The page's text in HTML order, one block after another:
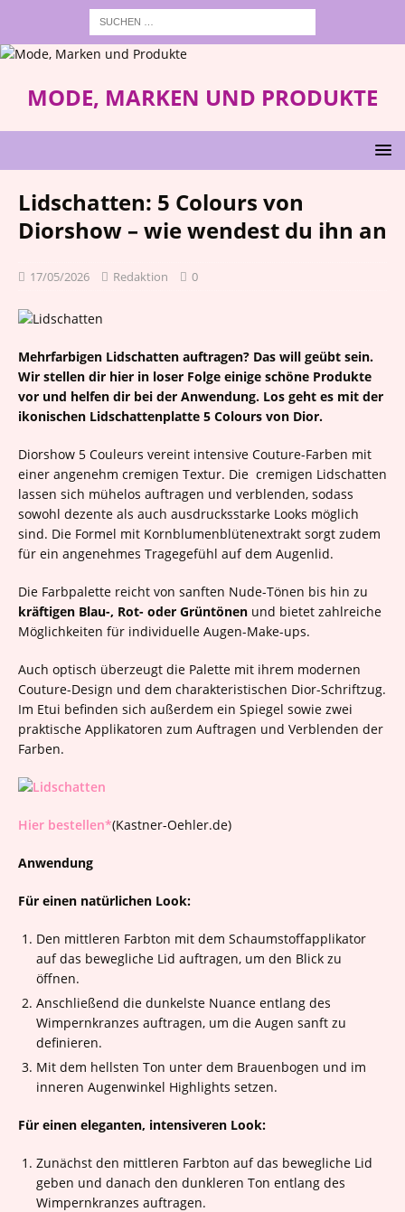
MODE, MARKEN UND PRODUKTE
Lidschatten: 5 Colours von
Diorshow – wie wendest du ihn an
17/05/2026 Redaktion 0
Mehrfarbigen Lidschatten auftragen? Das will geübt sein.
Wir stellen dir hier in loser Folge einige schöne Produkte
vor und helfen dir bei der Anwendung. Los geht es mit der
ikonischen Lidschattenplatte 5 Colours von Dior.
Diorshow 5 Couleurs vereint intensive Couture-Farben mit
einer angenehm cremigen Textur. Die cremigen Lidschatten
lassen sich mühelos auftragen und verblenden, sodass
sowohl dezente als auch ausdrucksstarke Looks möglich
sind. Die Formel mit Kornblumenblütenextrakt sorgt zudem
für ein angenehmes Tragegefühl auf dem Augenlid.
Die Farbpalette reicht von sanften Nude-Tönen bis hin zu
kräftigen Blau-, Rot- oder Grüntönen und bietet zahlreiche
Möglichkeiten für individuelle Augen-Make-ups.
Auch optisch überzeugt die Palette mit ihrem modernen
Couture-Design und dem charakteristischen Dior-Schriftzug.
Im Etui befinden sich außerdem ein Spiegel sowie zwei
praktische Applikatoren zum Auftragen und Verblenden der
Farben.
Hier bestellen*(Kastner-Oehler.de)
Anwendung
Für einen natürlichen Look:
Den mittleren Farbton mit dem Schaumstoffapplikator
auf das bewegliche Lid auftragen, um den Blick zu
öffnen.
Anschließend die dunkelste Nuance entlang des
Wimpernkranzes auftragen, um die Augen sanft zu
definieren.
Mit dem hellsten Ton unter dem Brauenbogen und im
inneren Augenwinkel Highlights setzen.
Für einen eleganten, intensiveren Look:
Zunächst den mittleren Farbton auf das bewegliche Lid
geben und danach den dunkleren Ton entlang des
Wimpernkranzes auftragen.